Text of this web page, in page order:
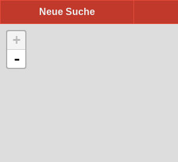
Neue Suche
+
-